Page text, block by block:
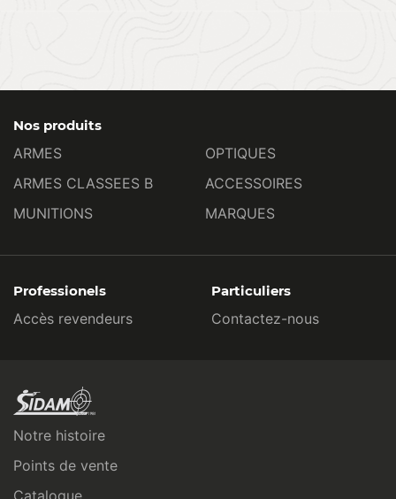
Nos produits
ARMES
ARMES CLASSEES B
MUNITIONS
OPTIQUES
ACCESSOIRES
MARQUES
Professionels
Accès revendeurs
Particuliers
Contactez-nous
Notre histoire
Points de vente
Catalogue